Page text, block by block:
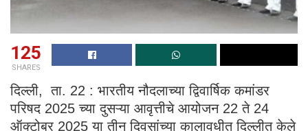
125
SHARES
दिल्ली, ता. 22 : भारतीय नौदलाच्या द्विवार्षिक कमांडर
परिषद 2025 च्या दुसऱ्या आवृत्तीचे आयोजन 22 ते 24
ऑक्टोबर 2025 या तीन दिवसांच्या कालावधीत दिल्लीत केले